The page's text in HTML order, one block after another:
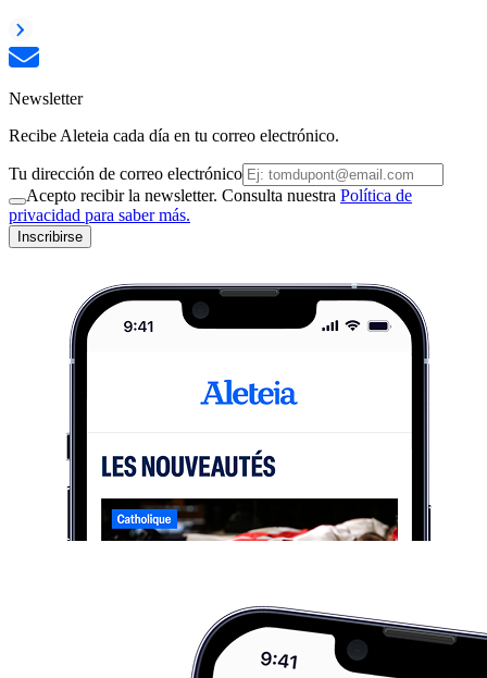
Newsletter
Recibe Aleteia cada día en tu correo electrónico.
Tu dirección de correo electrónico
Acepto recibir la newsletter. Consulta nuestra Política de
privacidad para saber más.
Inscribirse